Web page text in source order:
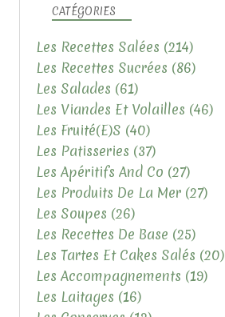
CATÉGORIES
Les Recettes Salées (214)
Les Recettes Sucrées (86)
Les Salades (61)
Les Viandes Et Volailles (46)
Les Fruité(e)s (40)
Les Patisseries (37)
Les Apéritifs And Co (27)
Les Produits De La Mer (27)
Les Soupes (26)
Les Recettes De Base (25)
Les Tartes Et Cakes Salés (20)
Les Accompagnements (19)
Les Laitages (16)